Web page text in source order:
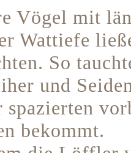
Vögel mit
Wattiefe
So
und
bekommt.